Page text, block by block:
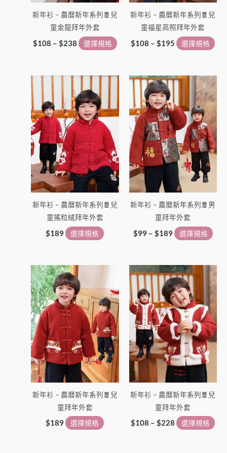
新年衫 – 農曆新年系列🧧兒
童金龍拜年外套
$108 – $238 選擇規格
在
產
頁
項
新年衫 – 農曆新年系列🧧兒
童福星高照拜年外套
$108 – $195 選擇規格
在
產
頁
項
新年衫 – 農曆新年系列🧧兒
童搖粒絨拜年外套
$189 選擇規格
品
有
多
種
款
式。
在
產
頁
項
新年衫 – 農曆新年系列🧧男
童拜年外套
$99 – $189
價
格
圍：
$99
到
$189
選擇規格
此
產
品
有
多
種
款
在
產
頁
擇
選
項
新年衫 – 農曆新年系列🧧兒
童拜年外套
$189 選擇規格
品
有
多
種
款
式。
在
產
頁
新年衫 – 農曆新年系列🧧兒
童拜年外套
$108 – $228
價
格
範
圍：
$108
到
$228
選擇規格
此
產
多
種
在
產
頁